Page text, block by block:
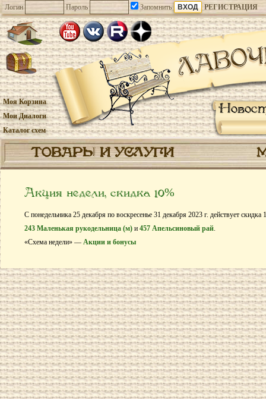
Логин Пароль Запомнить РЕГИСТРАЦИЯ
Моя Корзина
Мои Диалоги
Каталог схем
ТОВАРЫ И УСЛУГИ
Акция недели, скидка 10%
С понедельника 25 декабря по воскресенье 31 декабря 2023 г. действует
243 Маленькая рукодельница (м) и 457 Апельсиновый рай.
«Схема недели» — Акции и бонусы